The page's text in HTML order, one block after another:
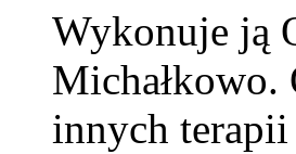
Wykonuje ją
Michałkowo.
innych terapii